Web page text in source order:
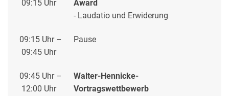
09:15 Uhr
Award
- Laudatio und Erwiderung
09:15 Uhr –
09:45 Uhr
Pause
09:45 Uhr –
12:00 Uhr
Walter-Hennicke-
Vortragswettbewerb